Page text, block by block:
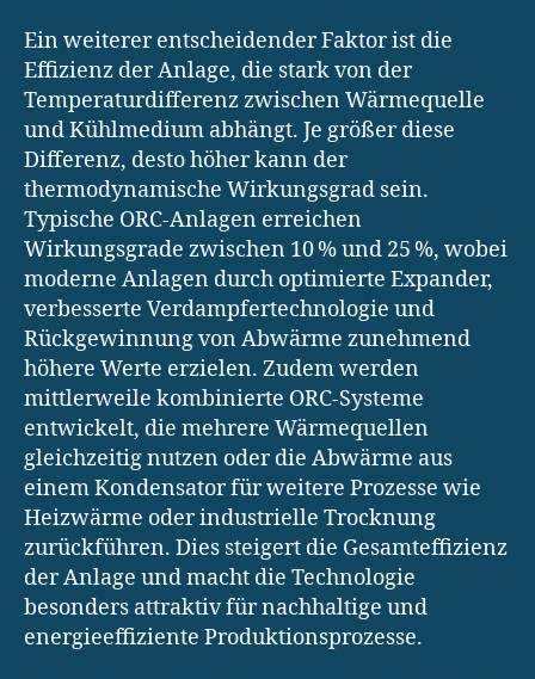
Ein weiterer entscheidender Faktor ist die
Effizienz der Anlage, die stark von der
Temperaturdifferenz zwischen Wärmequelle
und Kühlmedium abhängt. Je größer diese
Differenz, desto höher kann der
thermodynamische Wirkungsgrad sein.
Typische ORC-Anlagen erreichen
Wirkungsgrade zwischen 10 % und 25 %, wobei
moderne Anlagen durch optimierte Expander,
verbesserte Verdampfertechnologie und
Rückgewinnung von Abwärme zunehmend
höhere Werte erzielen. Zudem werden
mittlerweile kombinierte ORC-Systeme
entwickelt, die mehrere Wärmequellen
gleichzeitig nutzen oder die Abwärme aus
einem Kondensator für weitere Prozesse wie
Heizwärme oder industrielle Trocknung
zurückführen. Dies steigert die Gesamteffizienz
der Anlage und macht die Technologie
besonders attraktiv für nachhaltige und
energieeffiziente Produktionsprozesse.